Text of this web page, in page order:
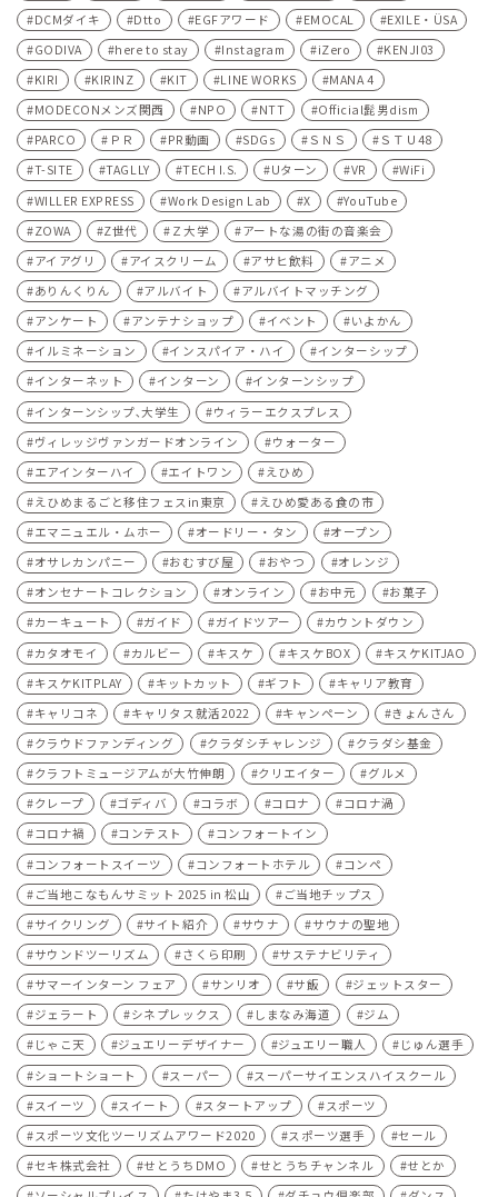
DCMダイキ
Dtto EGFアワード EMOCAL
EXILE・ÜSA
GODIVA
here to stay Instagram iZero
KENJI03
KIRI
KIRINZ KIT LINE WORKS
MANA 4
MODECONメンズ関西
NPO NTT
Official髭男dism
PARCO
ＰＲ PR動画 SDGs ＳＮＳ
ＳＴＵ48
T-SITE
TAGLLY TECH I.S. Uターン VR
WiFi
WILLER EXPRESS
Work Design Lab X
YouTube
ZOWA
Z世代 Ｚ大学
アートな湯の街の音楽会
アイアグリ
アイスクリーム アサヒ飲料
アニメ
ありんくりん
アルバイト
アルバイトマッチング
アンケート
アンテナショップ イベント
いよかん
イルミネーション
インスパイア・ハイ
インターシップ
インターネット
インターン
インターンシップ
インターンシップ､大学生
ウィラーエクスプレス
ヴィレッジヴァンガードオンライン
ウォーター
エアインターハイ
エイトワン
えひめ
えひめまるごと移住フェスin東京
えひめ愛ある食の市
エマニュエル・ムホー
オードリー・タン
オープン
オサレカンパニー
おむすび屋 おやつ
オレンジ
オンセナートコレクション
オンライン お中元
お菓子
カーキュート
ガイド ガイドツアー
カウントダウン
カタオモイ
カルビー キスケ キスケBOX
キスケKITJAO
キスケKITPLAY
キットカット ギフト
キャリア教育
キャリコネ
キャリタス就活2022 キャンペーン
きょんさん
クラウドファンディング
クラダシチャレンジ
クラダシ基金
クラフトミュージアムが大竹伸朗
クリエイター
グルメ
クレープ
ゴディバ コラボ コロナ
コロナ渦
コロナ禍
コンテスト
コンフォートイン
コンフォートスイーツ
コンフォートホテル
コンペ
ご当地こなもんサミット 2025 in 松山
ご当地チップス
サイクリング
サイト紹介 サウナ
サウナの聖地
サウンドツーリズム
さくら印刷
サステナビリティ
サマーインターン フェア
サンリオ サ飯
ジェットスター
ジェラート
シネプレックス しまなみ海道
ジム
じゃこ天
ジュエリーデザイナー ジュエリー職人
じゅん選手
ショートショート
スーパー
スーパーサイエンスハイスクール
スイーツ
スイート スタートアップ
スポーツ
スポーツ文化ツーリズムアワード2020
スポーツ選手
セール
セキ株式会社
せとうちDMO せとうちチャンネル
せとか